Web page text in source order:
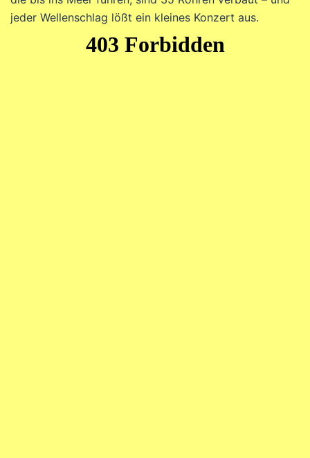
jeder Wellenschlag lößt ein kleines Konzert aus.